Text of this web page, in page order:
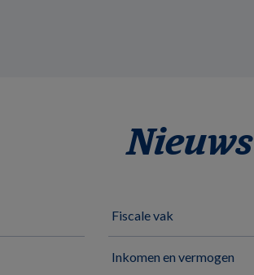
Nieuws
Fiscale vak
Inkomen en vermogen